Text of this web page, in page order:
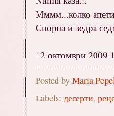
Мммм...колко
Спорна и ведра
12 октомври 2009
Posted by Maria
Labels: десерти,